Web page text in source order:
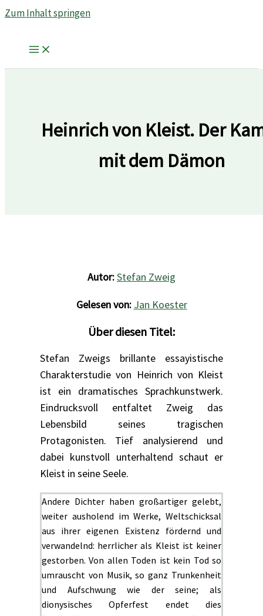
Zum Inhalt springen
Heinrich von Kleist. Der
mit dem Dämon
Autor:Stefan Zweig
Gelesen von: Jan Koester
Über diesen Titel:
Stefan Zweigs brillante essayistische
Charakterstudie von Heinrich von Kleist
ist ein dramatisches Sprachkunstwerk.
Eindrucksvoll entfaltet Zweig das
Lebensbild seines tragischen
Protagonisten. Tief analysierend und
dabei kunstvoll unterhaltend schaut er
Kleist in seine Seele.
Andere Dichter haben großartiger gelebt,
weiter ausholend im Werke, Weltschicksal
aus ihrer eigenen Existenz fördernd und
verwandelnd: herrlicher als Kleist ist keiner
gestorben. Von allen Toden ist kein Tod so
umrauscht von Musik, so ganz Trunkenheit
und Aufschwung wie der seine; als
dionysisches Opferfest endet dies